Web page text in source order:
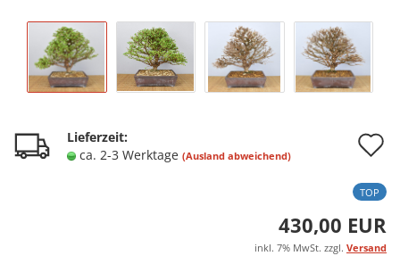
Lieferzeit:
ca. 2-3 Werktage (Ausland abweichend)
TOP
430,00 EUR
inkl. 7% MwSt. zzgl. Versand